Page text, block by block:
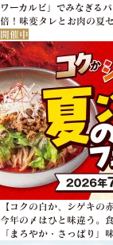
ワーカルビ」でみなぎる
倍！味変タレとお肉の夏
開催中
【コクの白か、シゲキ
今年の〆はひと味違う。
「まろやか・さっぱり」